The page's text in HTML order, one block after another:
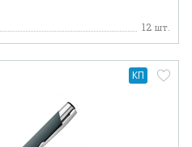
12 шт.
КП